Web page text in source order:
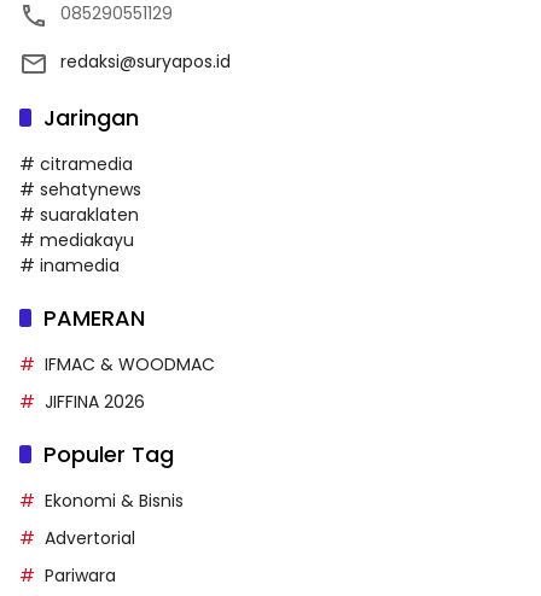
085290551129
redaksi@suryapos.id
Jaringan
# citramedia
# sehatynews
# suaraklaten
# mediakayu
# inamedia
PAMERAN
IFMAC & WOODMAC
JIFFINA 2026
Populer Tag
Ekonomi & Bisnis
Advertorial
Pariwara